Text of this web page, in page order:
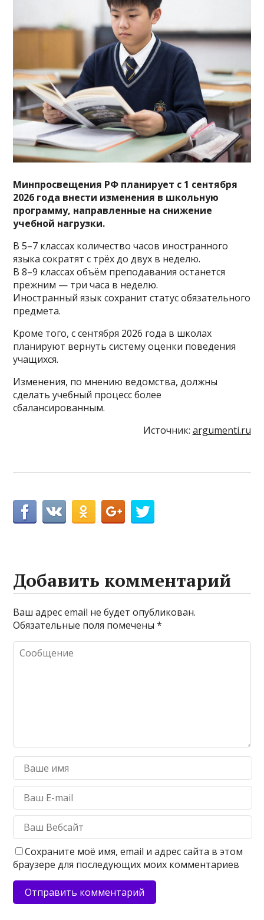
Минпросвещения РФ планирует с 1 сентября
2026 года внести изменения в школьную
программу, направленные на снижение
учебной нагрузки.
В 5–7 классах количество часов иностранного
языка сократят с трёх до двух в неделю.
В 8–9 классах объём преподавания останется
прежним — три часа в неделю.
Иностранный язык сохранит статус обязательного
предмета.
Кроме того, с сентября 2026 года в школах
планируют вернуть систему оценки поведения
учащихся.
Изменения, по мнению ведомства, должны
сделать учебный процесс более
сбалансированным.
Источник: argumenti.ru
Добавить комментарий
Ваш адрес email не будет опубликован.
Обязательные поля помечены*
Сохраните моё имя, email и адрес сайта в этом
браузере для последующих моих комментариев